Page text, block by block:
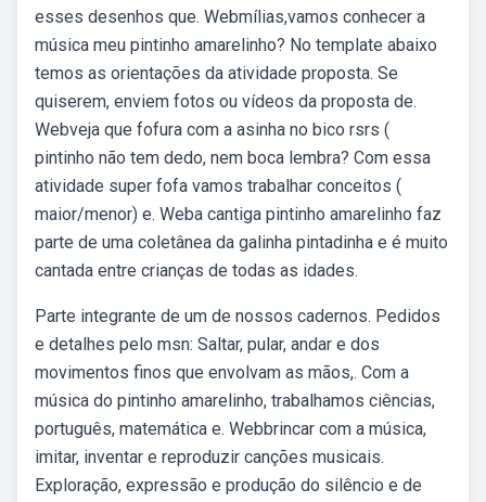
esses desenhos que. Webmílias,vamos conhecer a
música meu pintinho amarelinho? No template abaixo
temos as orientações da atividade proposta. Se
quiserem, enviem fotos ou vídeos da proposta de.
Webveja que fofura com a asinha no bico rsrs (
pintinho não tem dedo, nem boca lembra? Com essa
atividade super fofa vamos trabalhar conceitos (
maior/menor) e. Weba cantiga pintinho amarelinho faz
parte de uma coletânea da galinha pintadinha e é muito
cantada entre crianças de todas as idades.
Parte integrante de um de nossos cadernos. Pedidos
e detalhes pelo msn: Saltar, pular, andar e dos
movimentos finos que envolvam as mãos,. Com a
música do pintinho amarelinho, trabalhamos ciências,
português, matemática e. Webbrincar com a música,
imitar, inventar e reproduzir canções musicais.
Exploração, expressão e produção do silêncio e de